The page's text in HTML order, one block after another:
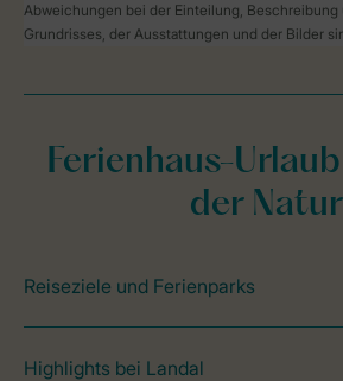
Abweichungen bei der Einteilung, Beschreibung
Grundrisses, der Ausstattungen und der Bilder
Ferienhaus-
der Natur
Reiseziele und Ferienparks
Highlights bei Landal